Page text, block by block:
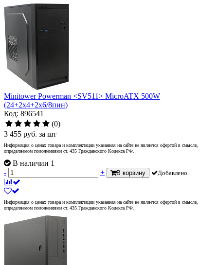
Minitower Powerman <SV511> MicroATX 500W
(24+2x4+2x6/8пин)
Код: 896541
(0)
3 455 руб. за шт
Информация о ценах товара и комплектации указанная на сайте не является офертой в смысле,
определяемом положениями ст. 435 Гражданского Кодекса РФ.
В наличии 1
-
+ В корзину Добавлено
Информация о ценах товара и комплектации указанная на сайте не является офертой в смысле,
определяемом положениями ст. 435 Гражданского Кодекса РФ.